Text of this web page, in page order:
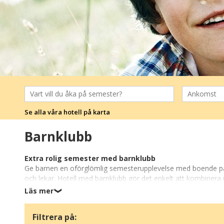
Se alla våra hotell på karta
Barnklubb
Extra rolig semester med barnklubb
Ge barnen en oförglömlig semesterupplevelse med boende
och lekar. Hotell med barnklubb gör det enkelt att
spelområden, så att barnen alltid har något spännande att
Många hotell med barnklubb ligger nära stränder,
Läs mer❯
Filtrera på: